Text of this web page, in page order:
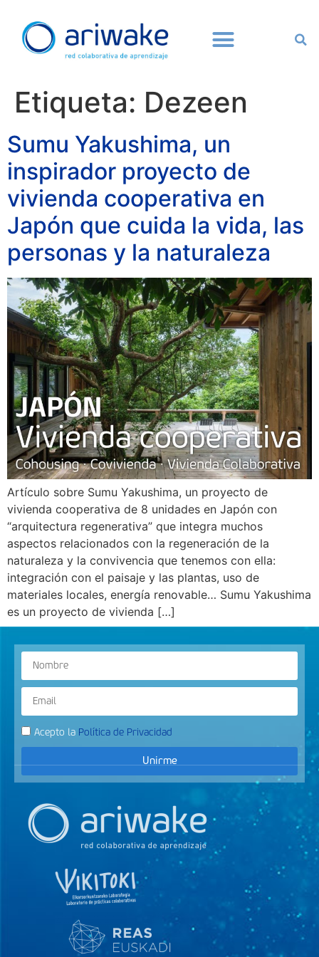
Etiqueta: Dezeen
Sumu Yakushima, un
inspirador proyecto de
vivienda cooperativa en
Japón que cuida la vida, las
personas y la naturaleza
Artículo sobre Sumu Yakushima, un proyecto de
vivienda cooperativa de 8 unidades en Japón con
“arquitectura regenerativa” que integra muchos
aspectos relacionados con la regeneración de la
naturaleza y la convivencia que tenemos con ella:
integración con el paisaje y las plantas, uso de
materiales locales, energía renovable… Sumu Yakushima
es un proyecto de vivienda […]
Acepto la Política de Privacidad
Unirme